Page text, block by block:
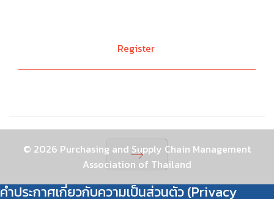
Register
Next
© 2026 Purchasing and Supply Chain Management
Association of Thailand
คำประกาศเกี่ยวกับความเป็นส่วนตัว (Privacy